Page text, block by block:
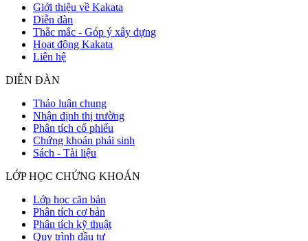
Giới thiệu về Kakata
Diễn đàn
Thắc mắc - Góp ý xây dựng
Hoạt động Kakata
Liên hệ
DIỄN ĐÀN
Thảo luận chung
Nhận định thị trường
Phân tích cổ phiếu
Chứng khoán phái sinh
Sách - Tài liệu
LỚP HỌC CHỨNG KHOÁN
Lớp học căn bản
Phân tích cơ bản
Phân tích kỹ thuật
Quy trình đầu tư